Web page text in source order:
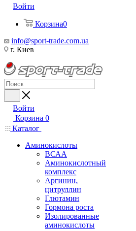
Войти
Корзина0
info@sport-trade.com.ua
г. Киев
Войти
Корзина 0
Каталог
Аминокислоты
ВСАА
Аминокислотный
комплекс
Аргинин,
цитруллин
Глютамин
Гормона роста
Изолированные
аминокислоты